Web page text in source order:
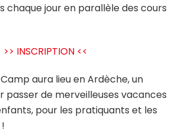
chaque jour en parallèle des cours
>> INSCRIPTION <<
aura lieu en Ardèche, un
passer de merveilleuses vacances
pour les pratiquants et les